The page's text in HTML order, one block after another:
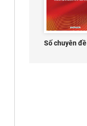
Số chuyên đề